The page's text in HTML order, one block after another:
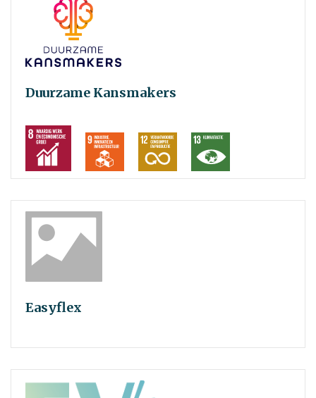
Duurzame Kansmakers
Easyflex